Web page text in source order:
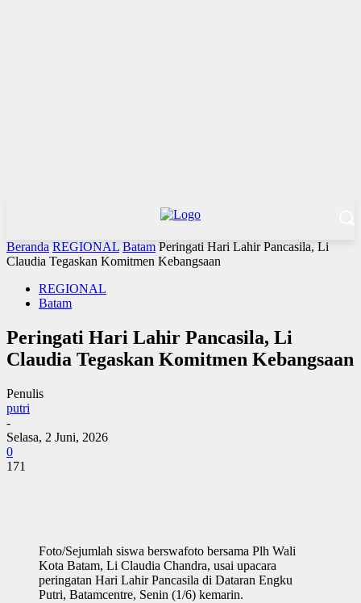
Beranda REGIONAL Batam Peringati Hari Lahir Pancasila, Li
Claudia Tegaskan Komitmen Kebangsaan
REGIONAL
Batam
Peringati Hari Lahir Pancasila, Li
Claudia Tegaskan Komitmen Kebangsaan
Penulis
putri
-
Selasa, 2 Juni, 2026
0
171
Foto/Sejumlah siswa berswafoto bersama Plh Wali
Kota Batam, Li Claudia Chandra, usai upacara
peringatan Hari Lahir Pancasila di Dataran Engku
Putri, Batamcentre, Senin (1/6) kemarin.